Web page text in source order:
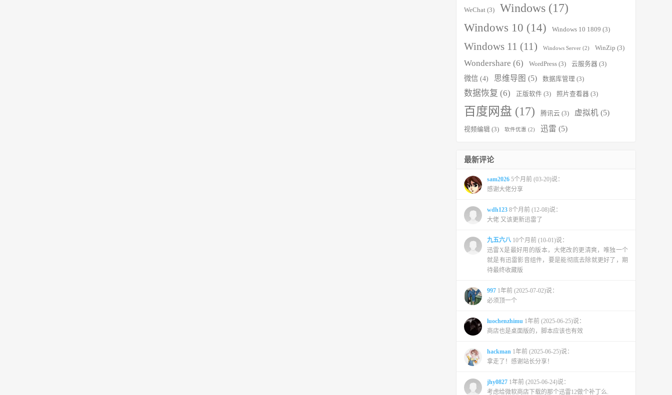
WeChat (3) Windows (17)
Windows 10 (14) Windows 10 1809 (3)
Windows 11 (11) Windows Server (2) WinZip (3)
Wondershare (6) WordPress (3) 云服务器 (3)
微信 (4) 思维导图 (5) 数据库管理 (3)
数据恢复 (6) 正版软件 (3) 照片查看器 (3)
百度网盘 (17) 腾讯云 (3) 虚拟机 (5)
视频编辑 (3) 软件优惠 (2) 迅雷 (5)
最新评论
sam2026 5个月前 (03-20)说：
感谢大佬分享
wdh123 8个月前 (12-08)说：
大佬 又该更新迅雷了
九五六八 10个月前 (10-01)说：
迅雷X是最好用的版本，大佬改的更清爽，唯独一个
就是有迅雷影音组件，要是能彻底去除就更好了，期
待最终收藏版
997 1年前 (2025-07-02)说：
必须顶一个
luochenzhimu 1年前 (2025-06-25)说：
商店也是桌面版的，脚本应该也有效
hackman 1年前 (2025-06-25)说：
拿走了！感谢站长分享！
jhy0827 1年前 (2025-06-24)说：
考虑给微软商店下载的那个迅雷12做个补丁么.